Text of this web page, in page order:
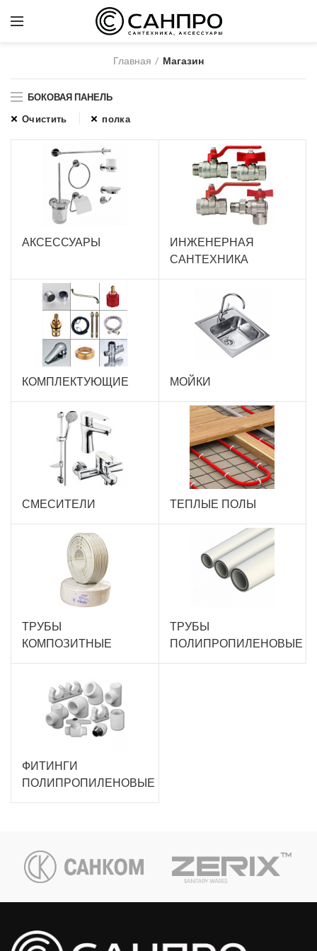
Главная Магазин
БОКОВАЯ ПАНЕЛЬ
Очистить
полка
АКСЕССУАРЫ
ИНЖЕНЕРНАЯ
САНТЕХНИКА
КОМПЛЕКТУЮЩИЕ МОЙКИ
СМЕСИТЕЛИ ТЕПЛЫЕ ПОЛЫ
ТРУБЫ
КОМПОЗИТНЫЕ
ТРУБЫ
ПОЛИПРОПИЛЕНОВЫЕ
ФИТИНГИ
ПОЛИПРОПИЛЕНОВЫЕ